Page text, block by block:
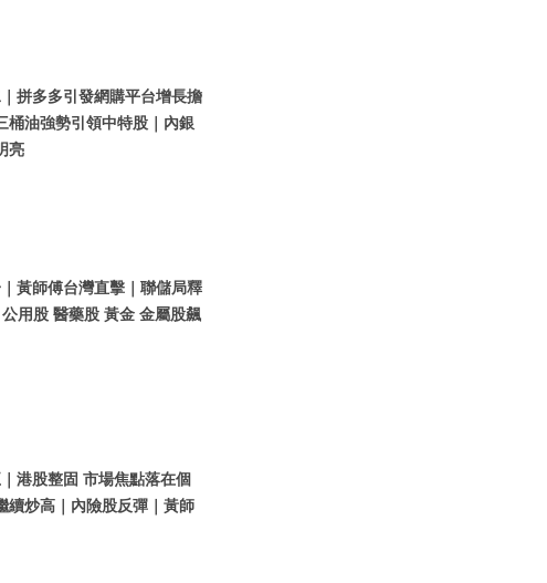
｜拼多多引發網購平台增長擔
桶油強勢引領中特股｜內銀
亮
｜黃師傅台灣直擊｜聯儲局釋
用股 醫藥股 黃金 金屬股飆
港股整固 市場焦點落在個
續炒高｜內險股反彈｜黃師